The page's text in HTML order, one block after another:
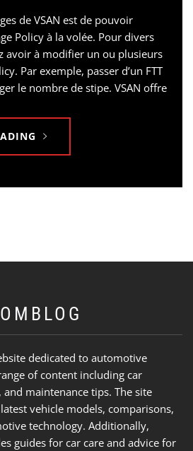
de VSAN est de pouvoir
Policy à la volée. Pour divers
avoir à modifier un ou plusieurs
Par exemple, passer d’un FTT
le nombre de stipe. VSAN offre
dedicated to automotive
of content including car
maintenance tips. The site
vehicle models, comparisons,
technology. Additionally,
guides for car care and advice for